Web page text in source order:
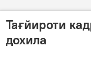
Тағйироти
дохила